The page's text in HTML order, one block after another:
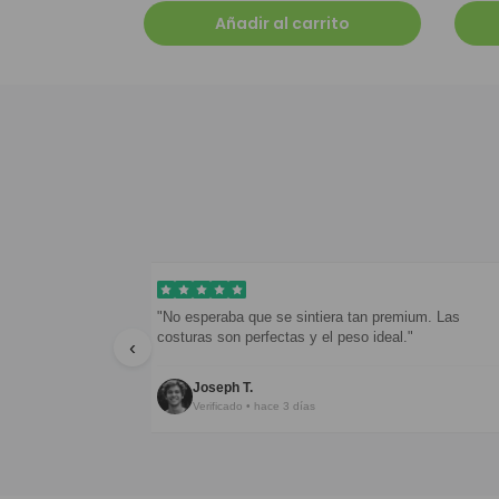
Añadir al carrito
‹
"No esperaba que se sintiera tan premium. Las
costuras son perfectas y el peso ideal."
Joseph T.
Verificado • hace 3 días